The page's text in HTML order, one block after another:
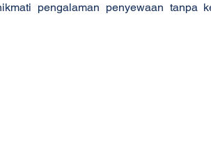
pengalaman penyewaan tanpa